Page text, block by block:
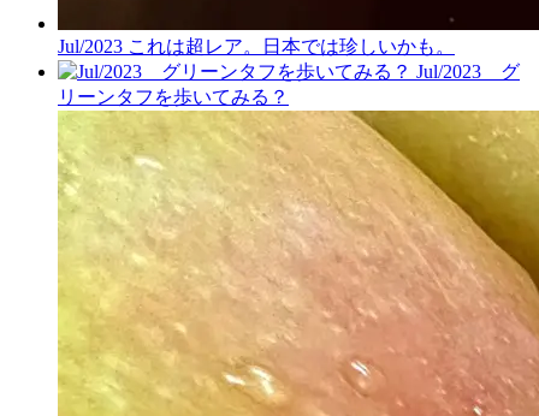
Jul/2023 これは超レア。日本では珍しいかも。
Jul/2023 グ
リーンタフを歩いてみる？